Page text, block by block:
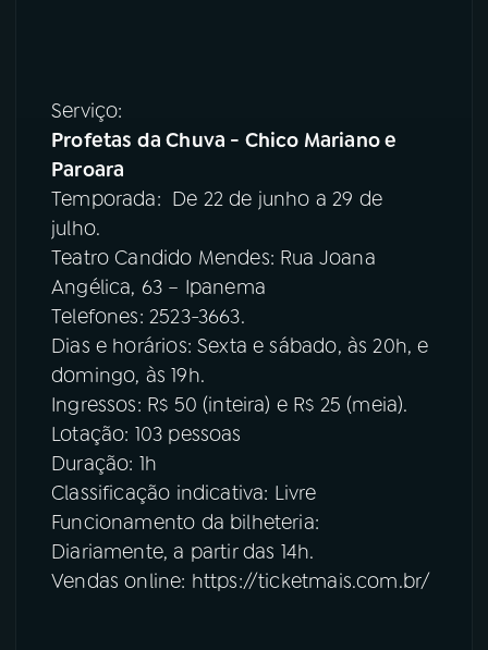
Serviço:
Profetas da Chuva - Chico Mariano e
Paroara
Temporada: De 22 de junho a 29 de
julho.
Teatro Candido Mendes: Rua Joana
Angélica, 63 – Ipanema
Telefones: 2523-3663.
Dias e horários: Sexta e sábado, às 20h, e
domingo, às 19h.
Ingressos: R$ 50 (inteira) e R$ 25 (meia).
Lotação: 103 pessoas
Duração: 1h
Classificação indicativa: Livre
Funcionamento da bilheteria:
Diariamente, a partir das 14h.
Vendas online: https://ticketmais.com.br/